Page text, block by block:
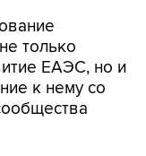
только
ЕАЭС, но и
к нему со